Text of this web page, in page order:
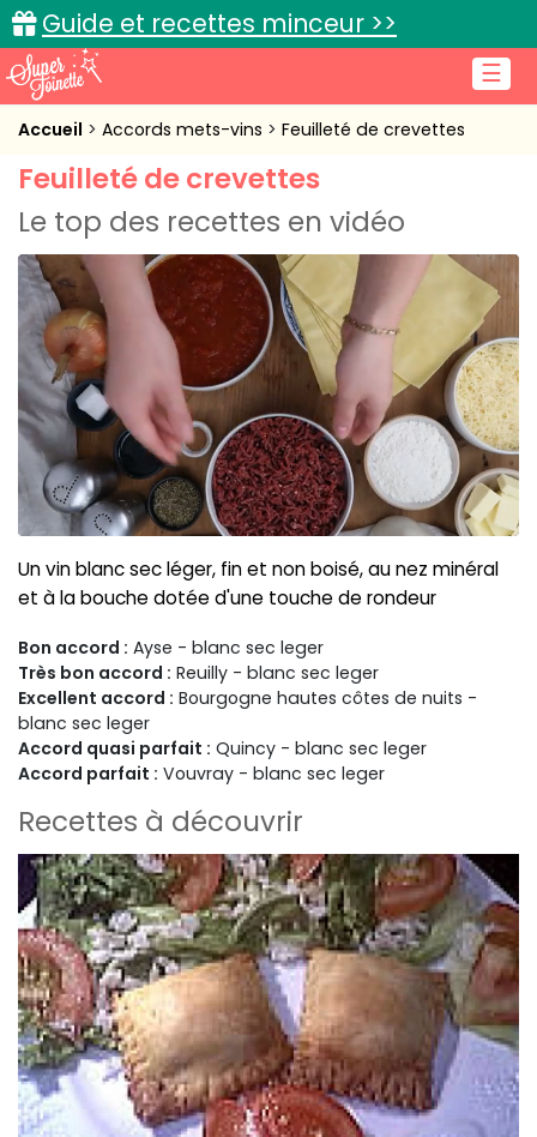
☰
Guide et recettes minceur >>
Accueil
Recettes de cuisine
Cuisine pratique
L'actu cuisine
Connexion
Accueil Accords mets-vins Feuilleté de crevettes
Feuilleté de crevettes
Le top des recettes en vidéo
Un vin blanc sec léger, fin et non boisé, au nez minéral
et à la bouche dotée d'une touche de rondeur
Bon accord : Ayse - blanc sec leger
Très bon accord : Reuilly - blanc sec leger
Excellent accord : Bourgogne hautes côtes de nuits -
blanc sec leger
Accord quasi parfait : Quincy - blanc sec leger
Accord parfait : Vouvray - blanc sec leger
Recettes à découvrir